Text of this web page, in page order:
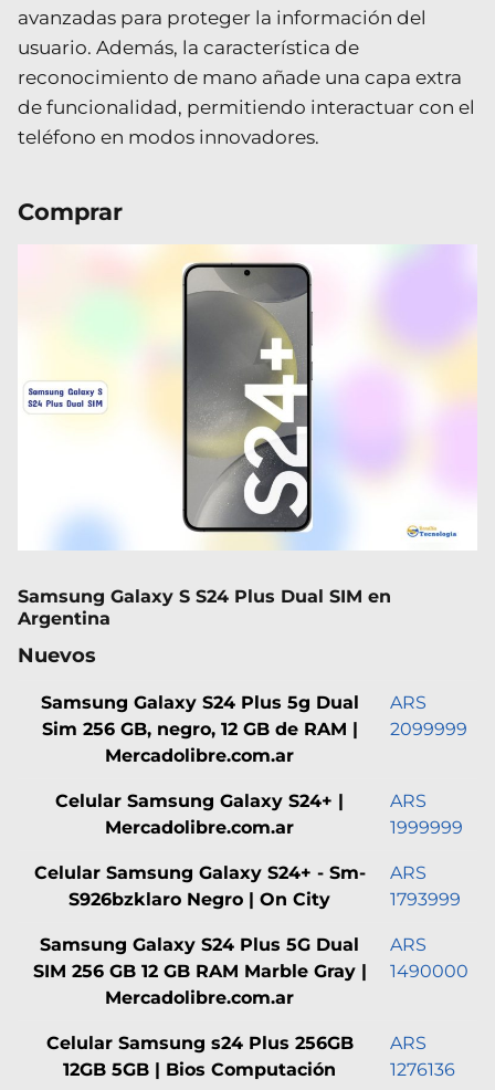
avanzadas para proteger la información del
usuario. Además, la característica de
reconocimiento de mano añade una capa extra
de funcionalidad, permitiendo interactuar con el
teléfono en modos innovadores.
Comprar
Samsung Galaxy S S24 Plus Dual SIM en
Argentina
Nuevos
Samsung Galaxy S24 Plus 5g Dual
Sim 256 GB, negro, 12 GB de RAM |
Mercadolibre.com.ar
ARS
2099999
Celular Samsung Galaxy S24+ |
Mercadolibre.com.ar
ARS
1999999
Celular Samsung Galaxy S24+ - Sm-
S926bzklaro Negro | On City
ARS
1793999
Samsung Galaxy S24 Plus 5G Dual
SIM 256 GB 12 GB RAM Marble Gray |
Mercadolibre.com.ar
ARS
1490000
Celular Samsung s24 Plus 256GB
12GB 5GB | Bios Computación
ARS
1276136